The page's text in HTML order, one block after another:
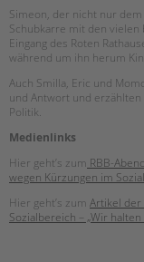
Unsere Videos
Gesellschafter VdK
schoolcoach BTL
tandem international
KARRIERE
Stellenangebote
tandem als
NEWS/BLOG
Simeon, der nicht nur dem
Schubkarre mit den
Eingang des Roten
während um ihn herum
Auch Smilla, Eric und
und Antwort und
Politik.
Medienlinks
Hier geht’s zum RBB-
wegen Kürzungen im
Hier geht’s zum Artikel der
Sozialbereich – „Wir halten